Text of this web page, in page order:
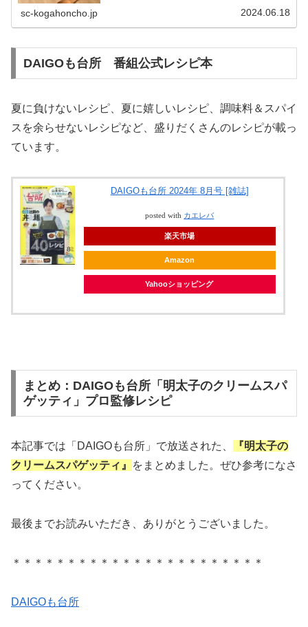
sc-kogahoncho.jp 2024.06.18
DAIGOも台所 番組公式レシピ本
夏に負けないレシピ、夏に嬉しいレシピ、調味料＆スパイ
スを余らせないレシピなど、盛りだくさんのレシピが載っ
ています。
DAIGOも台所 2024年 8月号 [雑誌]
posted with カエレバ
楽天市場
Amazon
Yahooショッピング
まとめ：DAIGOも台所「明太子のクリームスパ
ゲッティ」プロ監修レシピ
本記事では「DAIGOも台所」で放送された、
『明太子の
クリームスパゲッティ』
をまとめました。ぜひ参考になさ
ってください。
最後までお読みいただき、ありがとうございました。
＊＊＊＊＊＊＊＊＊＊＊＊＊＊＊＊＊＊＊＊＊＊＊
DAIGOも台所